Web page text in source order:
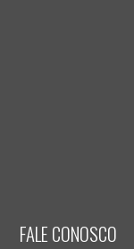
FALE CONOSCO